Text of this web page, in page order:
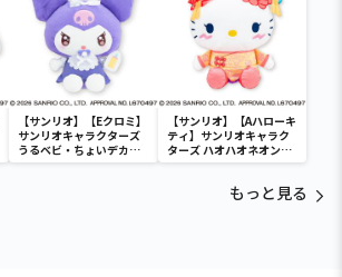
【サンリオ】【Eクロミ】
サンリオキャラクターズ
うるベビ・ちょいデカド
ール
【サンリオ】【Aハローキ
ティ】サンリオキャラク
ターズ ハオハオネオンタ
ウンドールBIGタイプ1
もっと見る